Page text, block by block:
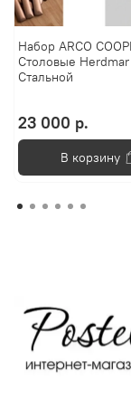
Набор ARCO
Столовые Herdmar
Стальной
23 000 р.
В корзину